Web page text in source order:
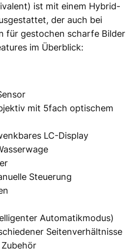
ist mit einem Hybrid-
der auch bei
für gestochen scharfe Bilder
im Überblick:
mit 5fach optischem
LC-Display
Steuerung
Automatikmodus)
Seitenverhältnisse